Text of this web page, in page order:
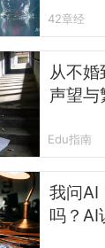
42章经
从不婚
声望与
Edu指南
我问AI
吗？AI